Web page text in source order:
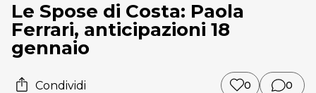
Le Spose di Costa: Paola
Ferrari, anticipazioni 18
gennaio
Condividi 0 0